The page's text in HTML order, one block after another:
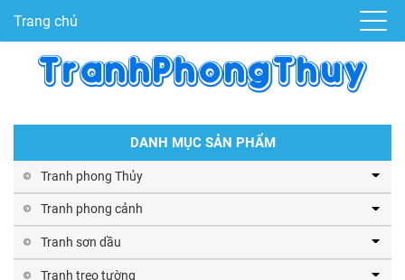
Trang chủ
DANH MỤC SẢN PHẨM
Tranh phong Thủy
Tranh phong cảnh
Tranh sơn dầu
Tranh treo tường